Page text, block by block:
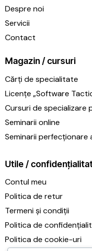
Despre noi
Servicii
Contact
Magazin / cursuri
Cărți de specialitate
Licențe „Software
Cursuri de specializare
Seminarii online
Seminarii perfecționare
Utile /
Contul meu
Politica de retur
Termeni și condiții
Politica de
Politica de cookie-uri